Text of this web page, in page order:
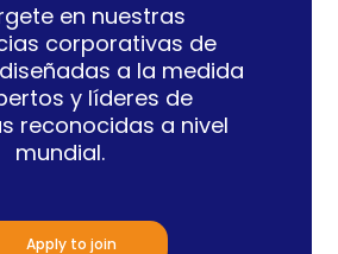
en nuestras
corporativas de
a la medida
y líderes de
reconocidas a nivel
mundial.
Apply to join